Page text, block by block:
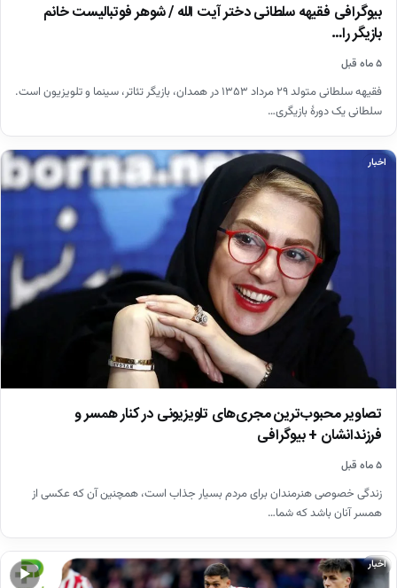
بیوگرافی فقیهه سلطانی دختر آیت الله / شوهر فوتبالیست خانم
بازیگر را…
۵ ماه قبل
فقیهه سلطانی متولد ۲۹ مرداد ۱۳۵۳ در همدان، بازیگر تئاتر، سینما و تلویزیون است.
سلطانی یک دورهٔ بازیگری…
اخبار
تصاویر محبوب‌ترین مجری‌های تلویزیونی در کنار همسر و
فرزندانشان + بیوگرافی
۵ ماه قبل
زندگی خصوصی هنرمندان برای مردم بسیار جذاب است، همچنین آن که عکسی از
همسر آنان باشد که شما…
▶
اخبار